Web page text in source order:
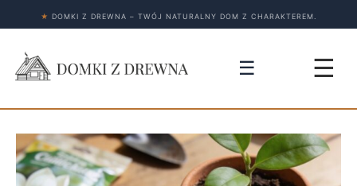
★ DOMKI Z DREWNA – TWÓJ NATURALNY DOM Z CHARAKTEREM.
☰ ☰